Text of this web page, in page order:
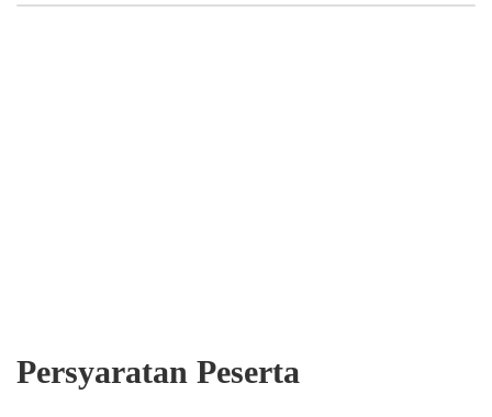
Persyaratan Peserta